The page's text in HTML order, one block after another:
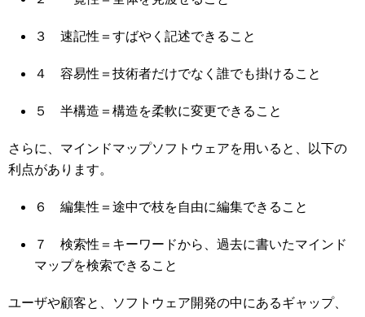
３ 速記性＝すばやく記述できること
４ 容易性＝技術者だけでなく誰でも掛けること
５ 半構造＝構造を柔軟に変更できること
さらに、マインドマップソフトウェアを用いると、以下の
利点があります。
６ 編集性＝途中で枝を自由に編集できること
７ 検索性＝キーワードから、過去に書いたマインド
マップを検索できること
ユーザや顧客と、ソフトウェア開発の中にあるギャップ、